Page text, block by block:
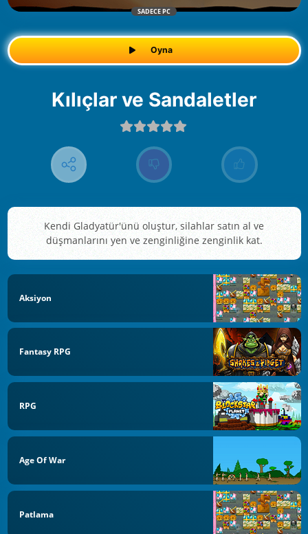
SADECE PC
Oyna
Kılıçlar ve Sandaletler
Kendi Gladyatür'ünü oluştur, silahlar satın al ve
düşmanlarını yen ve zenginliğine zenginlik kat.
Aksiyon
Fantasy RPG
RPG
Age Of War
Patlama